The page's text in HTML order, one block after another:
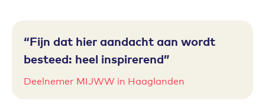
Fijn dat hier aandacht aan wordt
besteed: heel inspirerend
Deelnemer MIJWW in Haaglanden